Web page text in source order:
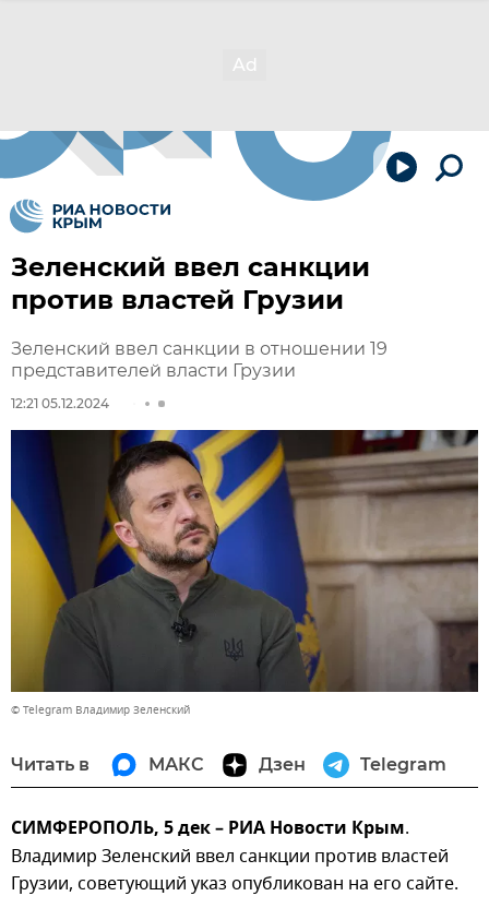
Зеленский ввел санкции
против властей Грузии
Зеленский ввел санкции в отношении 19
представителей власти Грузии
12:21 05.12.2024
© Telegram Владимир Зеленский
Читать в МАКС Дзен Telegram
СИМФЕРОПОЛЬ, 5 дек – РИА Новости Крым.
Владимир Зеленский ввел санкции против властей
Грузии, советующий указ опубликован на его сайте.